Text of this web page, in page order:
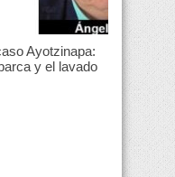
Ayotzinapa:
y el lavado